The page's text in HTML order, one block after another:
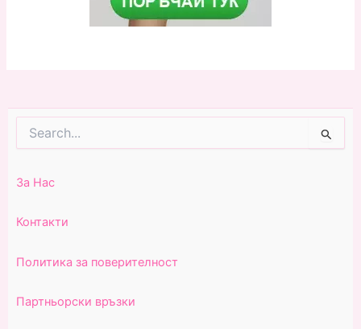
for:
За Нас
Контакти
Политика за поверителност
Партньорски връзки